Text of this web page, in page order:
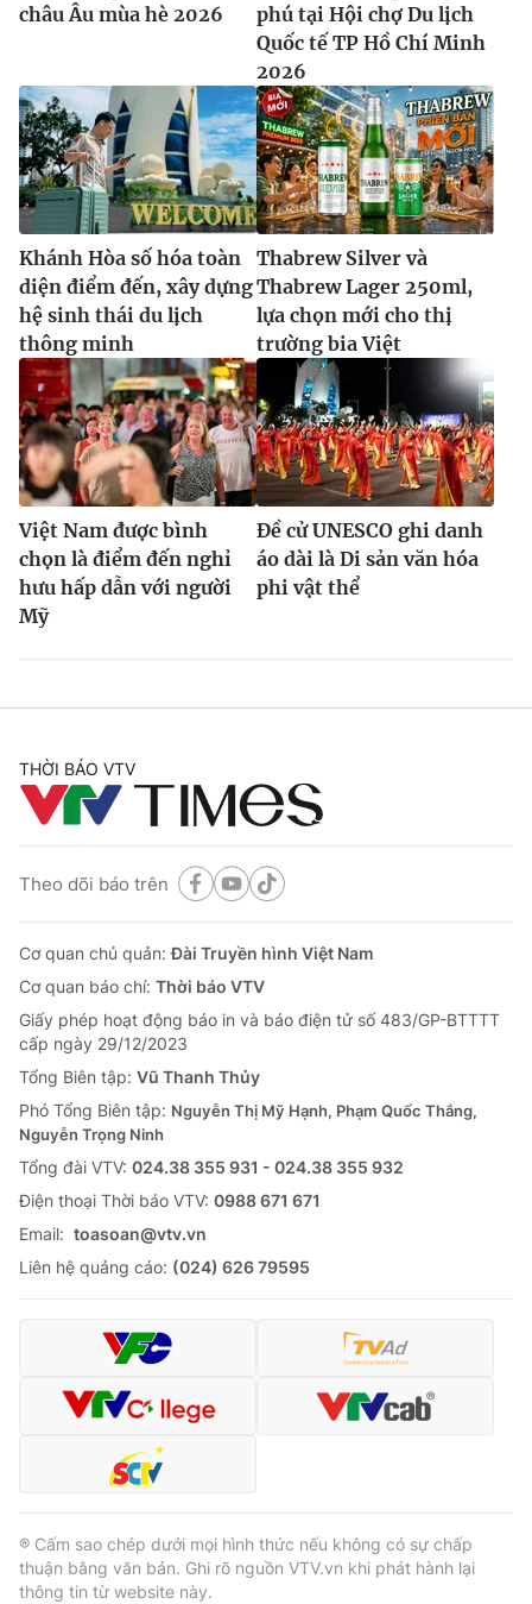
châu Âu mùa hè 2026
phú tại Hội chợ Du lịch
Quốc tế TP Hồ Chí Minh
2026
Khánh Hòa số hóa toàn
diện điểm đến, xây dựng
hệ sinh thái du lịch
thông minh
Thabrew Silver và
Thabrew Lager 250ml,
lựa chọn mới cho thị
trường bia Việt
Việt Nam được bình
chọn là điểm đến nghỉ
hưu hấp dẫn với người
Mỹ
Đề cử UNESCO ghi danh
áo dài là Di sản văn hóa
phi vật thể
THỜI BÁO VTV
Theo dõi báo trên
Cơ quan chủ quản:Đài Truyền hình Việt Nam
Cơ quan báo chí: Thời báo VTV
Giấy phép hoạt động báo in và báo điện tử số 483/GP-BTTTT
cấp ngày 29/12/2023
Tổng Biên tập: Vũ Thanh Thủy
Phó Tổng Biên tập: Nguyễn Thị Mỹ Hạnh, Phạm Quốc Thắng,
Nguyễn Trọng Ninh
Tổng đài VTV: 024.38 355 931 - 024.38 355 932
Ðiện thoại Thời báo VTV: 0988 671 671
Email: toasoan@vtv.vn
Liên hệ quảng cáo: (024) 626 79595
® Cấm sao chép dưới mọi hình thức nếu không có sự chấp
thuận bằng văn bản. Ghi rõ nguồn VTV.vn khi phát hành lại
thông tin từ website này.